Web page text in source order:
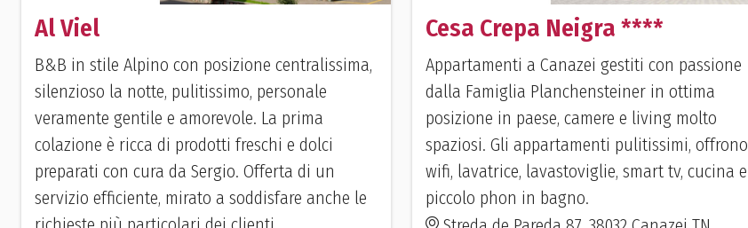
Al Viel
B&B in stile Alpino con posizione centralissima,
silenzioso la notte, pulitissimo, personale
veramente gentile e amorevole. La prima
colazione è ricca di prodotti freschi e dolci
preparati con cura da Sergio. Offerta di un
servizio efficiente, mirato a soddisfare anche le
Cesa Crepa Neigra ****
Appartamenti a Canazei gestiti con passione
dalla Famiglia Planchensteiner in ottima
posizione in paese, camere e living molto
spaziosi. Gli appartamenti pulitissimi, offrono
wifi, lavatrice, lavastoviglie, smart tv, cucina e
piccolo phon in bagno.